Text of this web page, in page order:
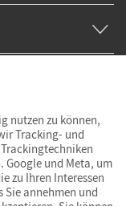
nutzen zu können,
Tracking- und
Google und Meta, um
zu Ihren Interessen
Sie annehmen und